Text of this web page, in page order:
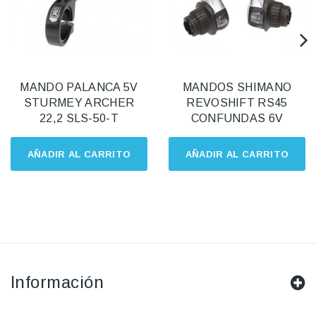
AÑADIR AL CARRITO
MANDO PALANCA 5V
STURMEY ARCHER
22,2 SLS-50-T
AÑADIR AL CARRITO
MANDOS SHIMANO
REVOSHIFT RS45
CONFUNDAS 6V
Información